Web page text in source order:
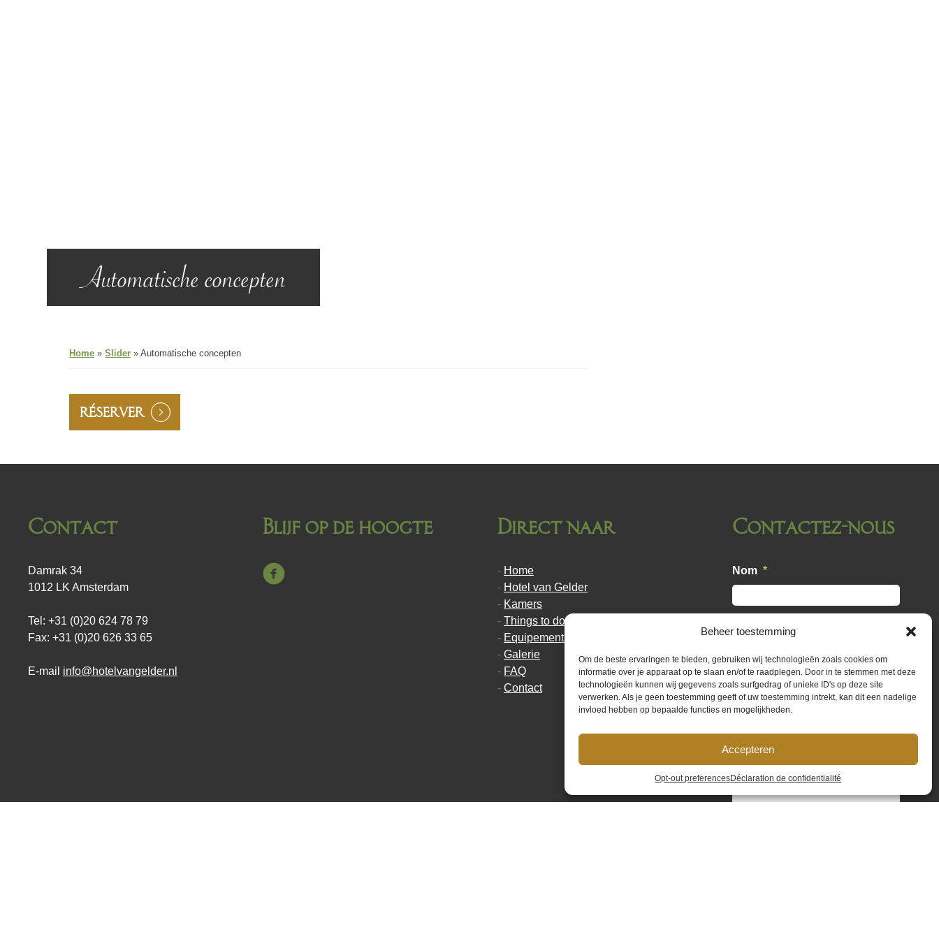
Beheer toestemming
Om de beste ervaringen te bieden, gebruiken wij technologieën zoals cookies om
informatie over je apparaat op te slaan en/of te raadplegen. Door in te stemmen met deze
technologieën kunnen wij gegevens zoals surfgedrag of unieke ID's op deze site
verwerken. Als je geen toestemming geeft of uw toestemming intrekt, kan dit een nadelige
invloed hebben op bepaalde functies en mogelijkheden.
Accepteren
Opt-out preferencesDéclaration de confidentialité
Automatische concepten
Home »Slider »Automatische concepten
RÉSERVER
Contact
Damrak 34
1012 LK Amsterdam
Tel: +31 (0)20 624 78 79
Fax: +31 (0)20 626 33 65
E-mail info@hotelvangelder.nl
Blijf op de hoogte Direct naar
Home
Hotel van Gelder
Kamers
Things to do
Equipements de l’hôtel
Galerie
FAQ
Contact
Contactez-nous
Nom *
Téléphone
Remarque